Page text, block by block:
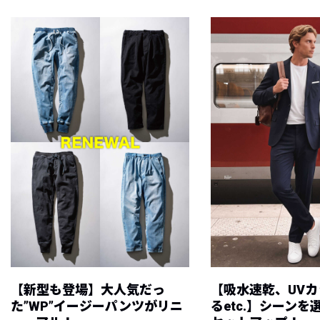
【新型も登場】大人気だっ
た”WP”イージーパンツがリニ
【吸水速乾、UV
るetc.】シーンを